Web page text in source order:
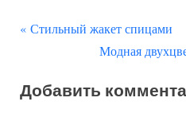
Навигация
записям
П
д
Стильный жакет спицами
С
е
Модная
Добавить